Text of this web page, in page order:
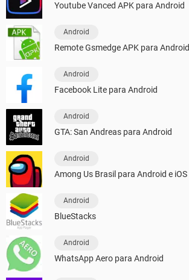
Youtube Vanced APK para Android
Android
Remote Gsmedge APK para Android
Android
Facebook Lite para Android
Android
GTA: San Andreas para Android
Android
Among Us Brasil para Android e iOS
Android
BlueStacks
Android
WhatsApp Aero para Android